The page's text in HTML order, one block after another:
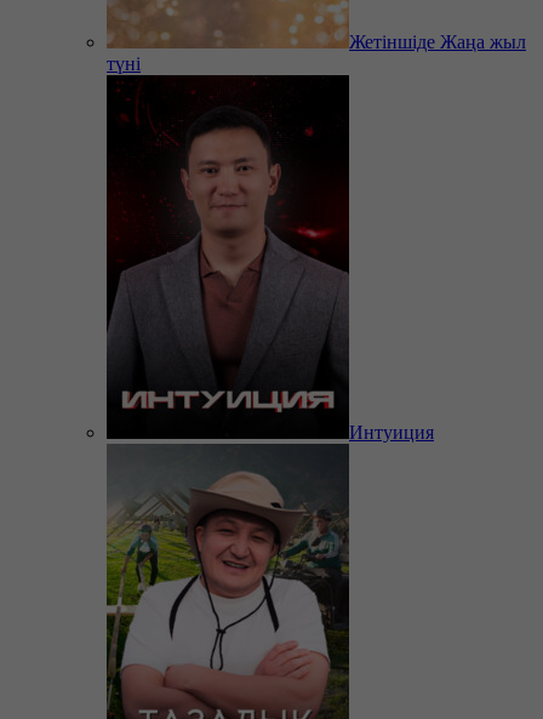
Жетіншіде Жаңа жыл
түні
Интуиция